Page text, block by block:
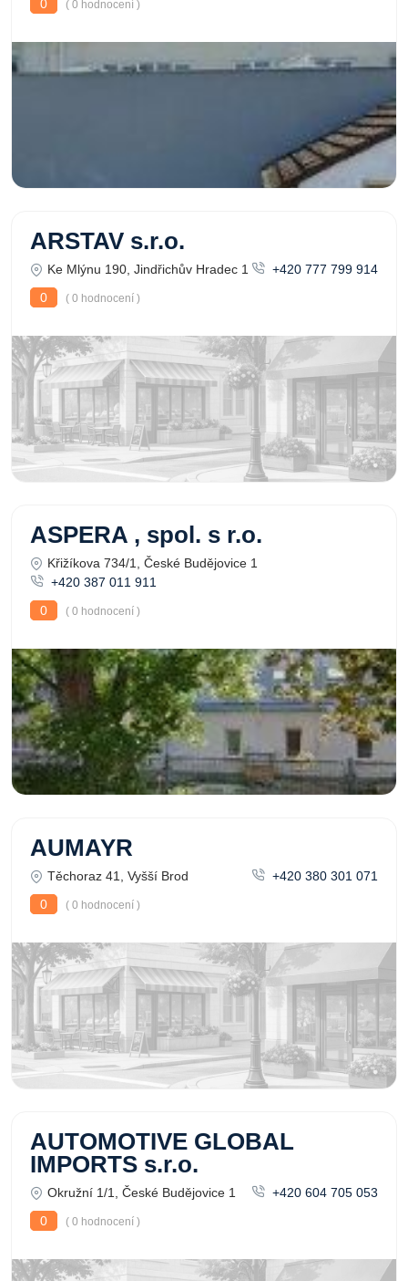
0 ( 0 hodnocení )
ARSTAV s.r.o.
Ke Mlýnu 190, Jindřichův Hradec 1
+420 777 799 914
0
( 0 hodnocení )
ASPERA , spol. s r.o.
Křižíkova 734/1, České Budějovice 1
+420 387 011 911
0
( 0 hodnocení )
AUMAYR
Těchoraz 41, Vyšší Brod
+420 380 301 071
0
( 0 hodnocení )
AUTOMOTIVE GLOBAL
IMPORTS s.r.o.
Okružní 1/1, České Budějovice 1
+420 604 705 053
0
( 0 hodnocení )